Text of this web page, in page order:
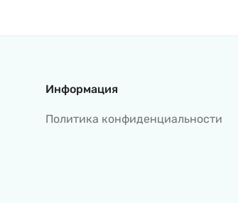
Информация
Политика конфиденциальности